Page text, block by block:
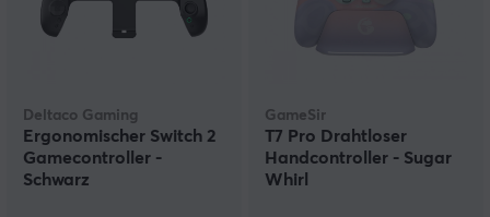
Deltaco Gaming
Ergonomischer Switch 2
Gamecontroller -
Schwarz
GameSir
T7 Pro Drahtloser
Handcontroller - Sugar
Whirl